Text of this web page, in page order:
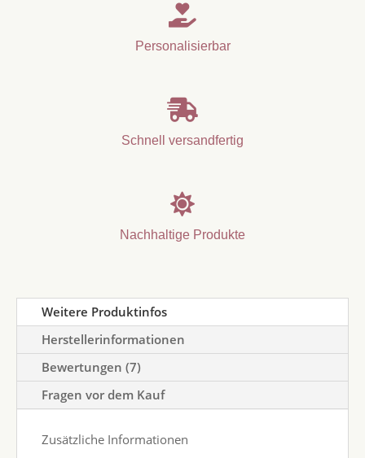

Personalisierbar

Schnell versandfertig

Nachhaltige Produkte
Weitere Produktinfos
Herstellerinformationen
Bewertungen (7)
Fragen vor dem Kauf
Zusätzliche Informationen